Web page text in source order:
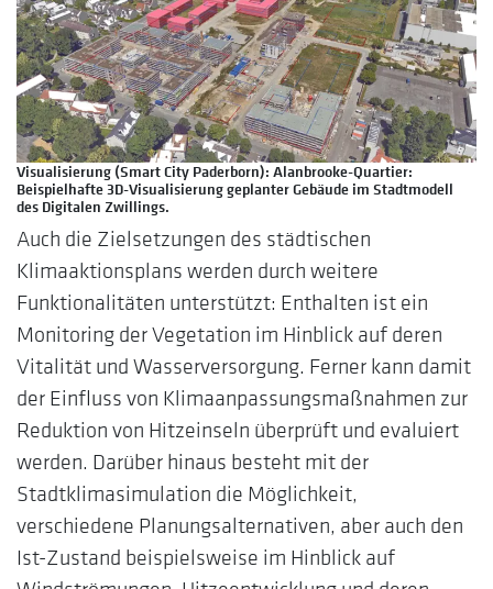
Visualisierung (Smart City Paderborn): Alanbrooke-Quartier:
Beispielhafte 3D-Visualisierung geplanter Gebäude im Stadtmodell
des Digitalen Zwillings.
Auch die Zielsetzungen des städtischen
Klimaaktionsplans werden durch weitere
Funktionalitäten unterstützt: Enthalten ist ein
Monitoring der Vegetation im Hinblick auf deren
Vitalität und Wasserversorgung. Ferner kann damit
der Einfluss von Klimaanpassungsmaßnahmen zur
Reduktion von Hitzeinseln überprüft und evaluiert
werden. Darüber hinaus besteht mit der
Stadtklimasimulation die Möglichkeit,
verschiedene Planungsalternativen, aber auch den
Ist-Zustand beispielsweise im Hinblick auf